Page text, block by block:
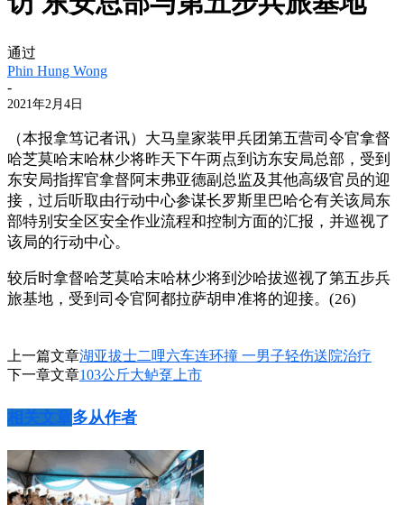
通过
Phin Hung Wong
-
2021年2月4日
（本报拿笃记者讯）大马皇家装甲兵团第五营司令官拿督
哈芝莫哈末哈林少将昨天下午两点到访东安局总部，受到
东安局指挥官拿督阿末弗亚德副总监及其他高级官员的迎
接，过后听取由行动中心参谋长罗斯里巴哈仑有关该局东
部特别安全区安全作业流程和控制方面的汇报，并巡视了
该局的行动中心。
较后时拿督哈芝莫哈末哈林少将到沙哈拔巡视了第五步兵
旅基地，受到司令官阿都拉萨胡申准将的迎接。(26)
上一篇文章湖亚拔士二哩六车连环撞 一男子轻伤送院治疗
下一章文章103公斤大鲈趸上市
相关文章多从作者